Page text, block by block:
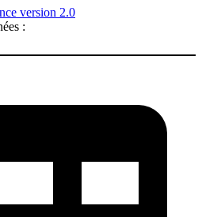
version 2.0
: